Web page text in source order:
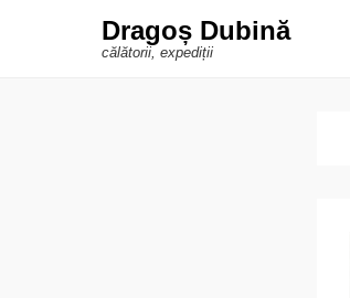
Dragoș Dubină
călătorii, expediții